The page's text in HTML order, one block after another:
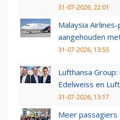
31-07-2026, 22:01
Malaysia
aangehouden
31-07-2026, 13:55
Lufthansa Group:
Edelweiss en
31-07-2026, 13:17
Meer passagiers